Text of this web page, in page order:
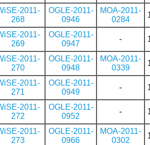
2011-
268
OGLE-2011-
0946
MOA-2011-
0284
2011-
269
OGLE-2011-
0947
-
2011-
270
OGLE-2011-
0948
MOA-2011-
0339
2011-
271
OGLE-2011-
0949
-
2011-
272
OGLE-2011-
0952
-
2011-
273
OGLE-2011-
0966
MOA-2011-
0302